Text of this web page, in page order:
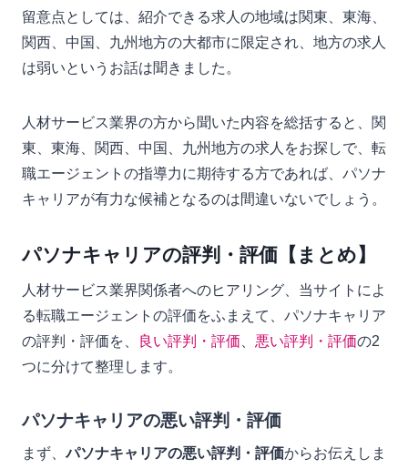
留意点としては、紹介できる求人の地域は関東、東海、
関西、中国、九州地方の大都市に限定され、地方の求人
は弱いというお話は聞きました。
人材サービス業界の方から聞いた内容を総括すると、関
東、東海、関西、中国、九州地方の求人をお探しで、転
職エージェントの指導力に期待する方であれば、パソナ
キャリアが有力な候補となるのは間違いないでしょう。
パソナキャリアの評判・評価【まとめ】
人材サービス業界関係者へのヒアリング、当サイトによ
る転職エージェントの評価をふまえて、パソナキャリア
の評判・評価を、
良い評判・評価 悪い評判・評価の2
つに分けて整理します。
パソナキャリアの悪い評判・評価
まず、パソナキャリアの悪い評判・評価からお伝えしま